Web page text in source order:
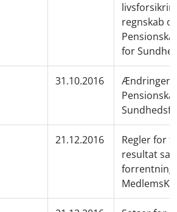
regnskab
for
31.10.2016
Ændringer
21.12.2016
Regler for
resultat
forrentning